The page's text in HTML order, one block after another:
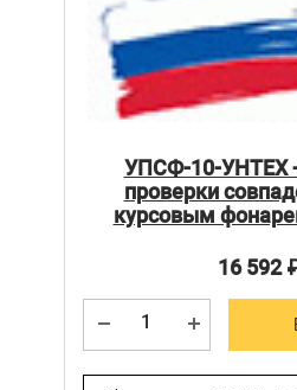
УПСФ-10-УНТЕХ -
проверки
курсовым
16 592